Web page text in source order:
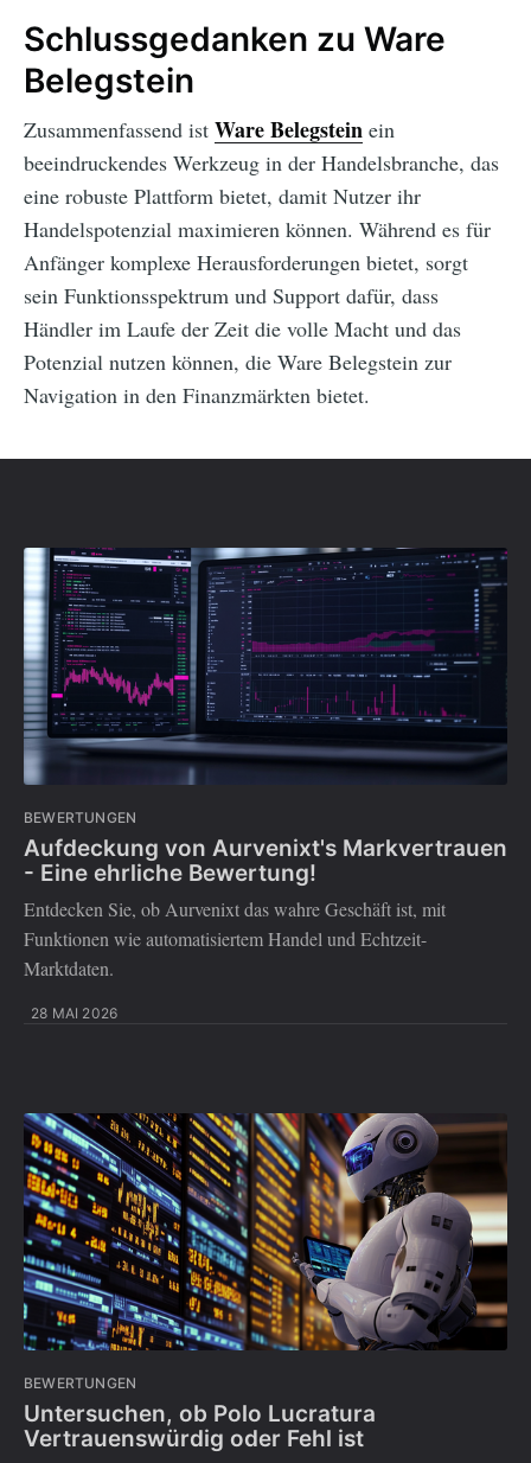
Schlussgedanken zu Ware
Belegstein
Zusammenfassend ist Ware Belegstein ein
beeindruckendes Werkzeug in der Handelsbranche, das
eine robuste Plattform bietet, damit Nutzer ihr
Handelspotenzial maximieren können. Während es für
Anfänger komplexe Herausforderungen bietet, sorgt
sein Funktionsspektrum und Support dafür, dass
Händler im Laufe der Zeit die volle Macht und das
Potenzial nutzen können, die Ware Belegstein zur
Navigation in den Finanzmärkten bietet.
BEWERTUNGEN
Aufdeckung von Aurvenixt's Markvertrauen
- Eine ehrliche Bewertung!
Entdecken Sie, ob Aurvenixt das wahre Geschäft ist, mit
Funktionen wie automatisiertem Handel und Echtzeit-
Marktdaten.
28 MAI 2026
BEWERTUNGEN
Untersuchen, ob Polo Lucratura
Vertrauenswürdig oder Fehl ist